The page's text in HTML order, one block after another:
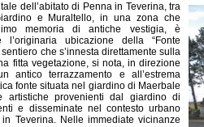
dell’abitato di Penna in Teverina, tra
e Muraltello, in una zona che
memoria di antiche vestigia, è
l’originaria ubicazione della “Fonte
che s’innesta direttamente sulla
fitta vegetazione, si nota, in direzione
antico terrazzamento e all’estrema
fonte situata nel giardino di Maerbale
artistiche provenienti dal giardino di
e disseminate nel contesto urbano
Teverina. Nelle immediate vicinanze